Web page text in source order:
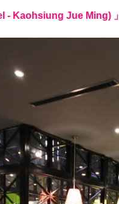
- Kaohsiung Jue Ming) 」